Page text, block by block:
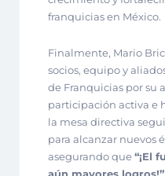
franquicias en México.
Finalmente, Mario
socios, equipo y
de Franquicias por su
participación activa e
la mesa directiva
para alcanzar nuevos
asegurando que“¡El